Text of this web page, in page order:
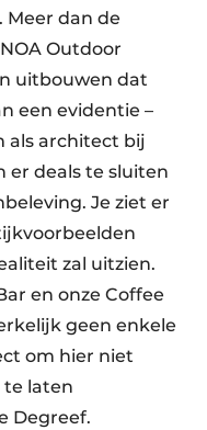
Meer dan de
Outdoor
uitbouwen dat
een evidentie –
als architect bij
er deals te sluiten
Je ziet er
zal uitzien.
en onze Coffee
geen enkele
om hier niet
te laten
Degreef.